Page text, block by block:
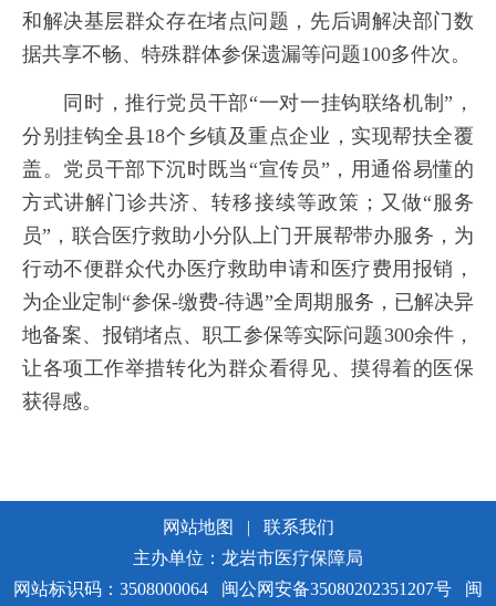
和解决基层群众存在堵点问题，先后调解决部门数
据共享不畅、特殊群体参保遗漏等问题100多件次。
同时，推行党员干部“一对一挂钩联络机制”，
分别挂钩全县18个乡镇及重点企业，实现帮扶全覆
盖。党员干部下沉时既当“宣传员”，用通俗易懂的
方式讲解门诊共济、转移接续等政策；又做“服务
员”，联合医疗救助小分队上门开展帮带办服务，为
行动不便群众代办医疗救助申请和医疗费用报销，
为企业定制“参保-缴费-待遇”全周期服务，已解决异
地备案、报销堵点、职工参保等实际问题300余件，
让各项工作举措转化为群众看得见、摸得着的医保
获得感。
网站地图 |
联系我们
主办单位：龙岩市医疗保障局
网站标识码：3508000064
闽公网安备35080202351207号 闽